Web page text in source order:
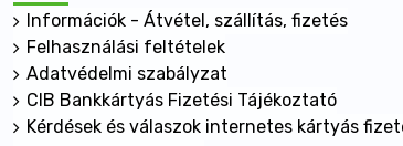
Információk - Átvétel, szállítás, fizetés
Felhasználási feltételek
Adatvédelmi szabályzat
CIB Bankkártyás Fizetési Tájékoztató
Kérdések és válaszok internetes kártyás